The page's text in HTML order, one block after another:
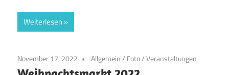
Weiterlesen
November 17, 2022 Allgemein/ Foto/Veranstaltungen